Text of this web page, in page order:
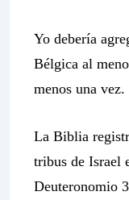
Yo debería
Bélgica al
menos una vez.
La Biblia
tribus de Israel
Deuteronomio